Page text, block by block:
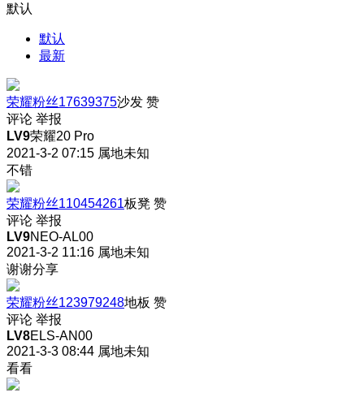
默认
默认
最新
荣耀粉丝17639375沙发 赞
评论 举报
LV9荣耀20 Pro
2021-3-2 07:15 属地未知
不错
荣耀粉丝110454261板凳 赞
评论 举报
LV9NEO-AL00
2021-3-2 11:16 属地未知
谢谢分享
荣耀粉丝123979248地板 赞
评论 举报
LV8ELS-AN00
2021-3-3 08:44 属地未知
看看